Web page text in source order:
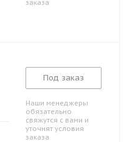
заказа
Под заказ
Наши менеджеры
обязательно
свяжутся с вами и
уточнят условия
заказа